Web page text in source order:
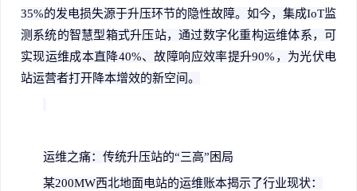
35%的发电损失源于升压环节的隐性故障。如今，集成IoT监
测系统的智慧型箱式升压站，通过数字化重构运维体系，可
实现运维成本直降40%、故障响应效率提升90% ，为光伏电
站运营者打开降本增效的新空间。
运维之痛：传统升压站的“三高” 困局
某200MW西北地面电站的运维账本揭示了行业现状：